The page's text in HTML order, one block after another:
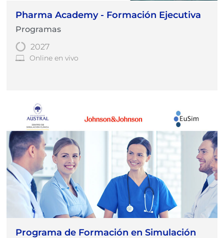
Pharma Academy - Formación Ejecutiva
Programas
2027
Online en vivo
Programa de Formación en Simulación